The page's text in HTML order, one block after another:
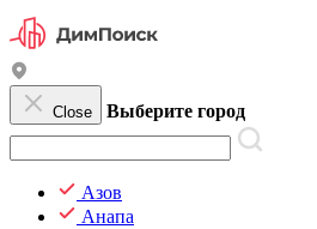
Close Выберите город
Азов
Анапа